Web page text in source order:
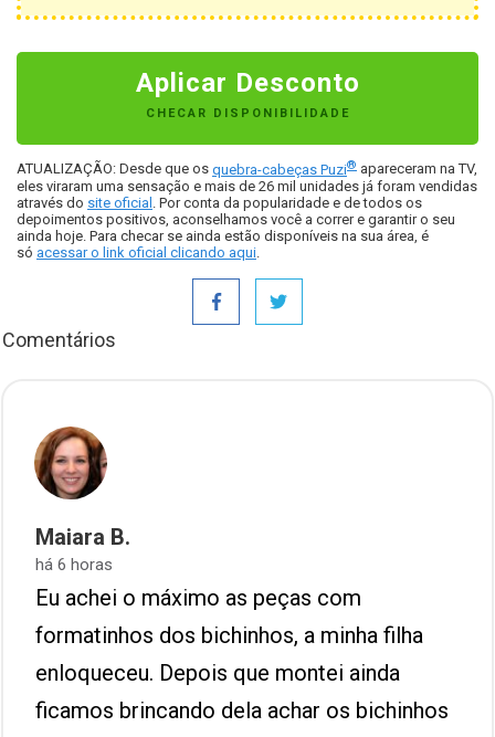
Aplicar Desconto
CHECAR DISPONIBILIDADE
ATUALIZAÇÃO: Desde que os quebra-cabeças Puzi® apareceram na TV,
eles viraram uma sensação e mais de 26 mil unidades já foram vendidas
através do site oficial . Por conta da popularidade e de todos os
depoimentos positivos, aconselhamos você a correr e garantir o seu
ainda hoje. Para checar se ainda estão disponíveis na sua área, é
só acessar o link oficial clicando aqui
Comentários
Maiara B.
há 6 horas
Eu achei o máximo as peças com
formatinhos dos bichinhos, a minha filha
enloqueceu. Depois que montei ainda
ficamos brincando dela achar os bichinhos